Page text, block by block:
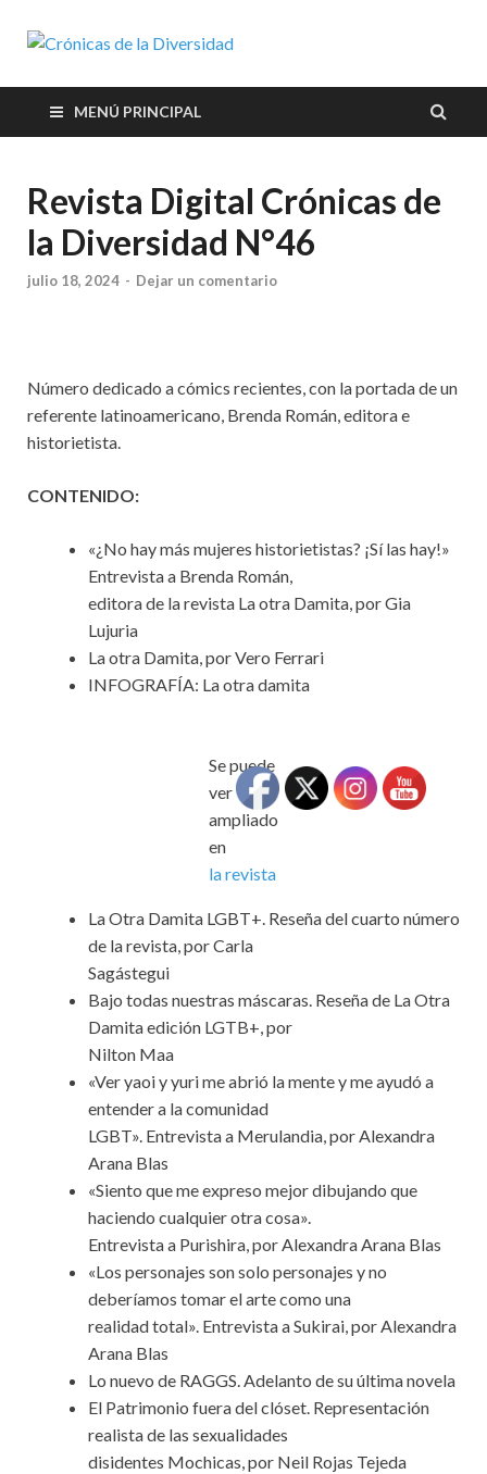
Crónicas de
la
Diversidad
sobre temas de cultura LGTB+
MENÚ PRINCIPAL
Revista Digital Crónicas de
la Diversidad N°46
julio 18, 2024 - Dejar un comentario
Número dedicado a cómics recientes, con la portada de un
referente latinoamericano, Brenda Román, editora e
historietista.
CONTENIDO:
«¿No hay más mujeres historietistas? ¡Sí las hay!»
Entrevista a Brenda Román,
editora de la revista La otra Damita, por Gia
Lujuria
La otra Damita, por Vero Ferrari
INFOGRAFÍA: La otra damita
Se puede
ver
ampliado
en
la revista
La Otra Damita LGBT+. Reseña del cuarto número
de la revista, por Carla
Sagástegui
Bajo todas nuestras máscaras. Reseña de La Otra
Damita edición LGTB+, por
Nilton Maa
«Ver yaoi y yuri me abrió la mente y me ayudó a
entender a la comunidad
LGBT». Entrevista a Merulandia, por Alexandra
Arana Blas
«Siento que me expreso mejor dibujando que
haciendo cualquier otra cosa».
Entrevista a Purishira, por Alexandra Arana Blas
«Los personajes son solo personajes y no
deberíamos tomar el arte como una
realidad total». Entrevista a Sukirai, por Alexandra
Arana Blas
Lo nuevo de RAGGS. Adelanto de su última novela
El Patrimonio fuera del clóset. Representación
realista de las sexualidades
disidentes Mochicas, por Neil Rojas Tejeda